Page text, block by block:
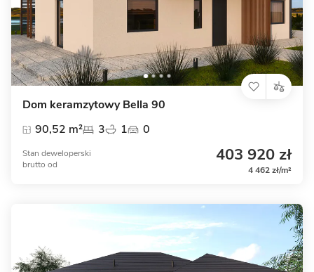
Dom keramzytowy Bella 90
90,52 m²
3 1 0
Stan deweloperski
brutto od 403 920 zł
4 462 zł/m²